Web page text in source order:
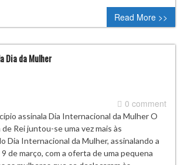
Read More >>
Dia da Mulher
0 comment
assinala Dia Internacional da Mulher O
Rei juntou-se uma vez mais às
Dia Internacional da Mulher, assinalando a
de março, com a oferta de uma pequena